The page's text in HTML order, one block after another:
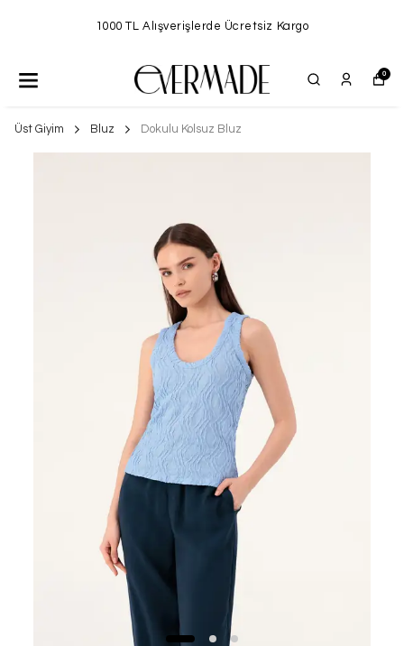
1000 TL Alışverişlerde Ücretsiz Kargo
0
Üst Giyim Bluz Dokulu Kolsuz Bluz